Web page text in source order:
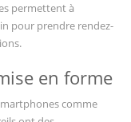
permettent à
pour prendre rendez-
en forme
comme